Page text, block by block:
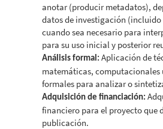
anotar (producir metadatos),
datos de investigación
cuando sea necesario para
para su uso inicial y posterior
Análisis formal: Aplicación de
matemáticas, computacionales
formales para analizar o
Adquisición de financiación:
financiero para el proyecto que
publicación.